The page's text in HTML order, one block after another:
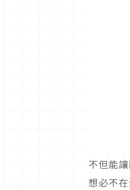
不但能
想必不